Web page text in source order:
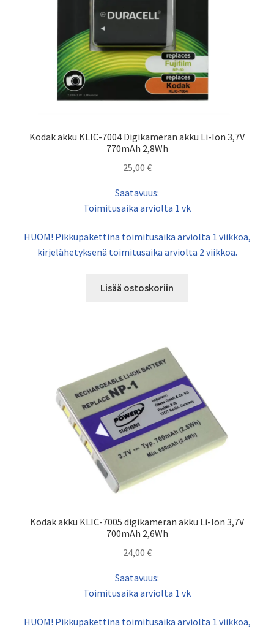
Kodak akku KLIC-7004 Digikameran akku Li-Ion 3,7V
770mAh 2,8Wh
25,00 €
Saatavuus:
Toimitusaika arviolta 1 vk
HUOM! Pikkupakettina toimitusaika arviolta 1 viikkoa,
kirjelähetyksenä toimitusaika arviolta 2 viikkoa.
Lisää ostoskoriin
Kodak akku KLIC-7005 digikameran akku Li-Ion 3,7V
700mAh 2,6Wh
24,00 €
Saatavuus:
Toimitusaika arviolta 1 vk
HUOM! Pikkupakettina toimitusaika arviolta 1 viikkoa,